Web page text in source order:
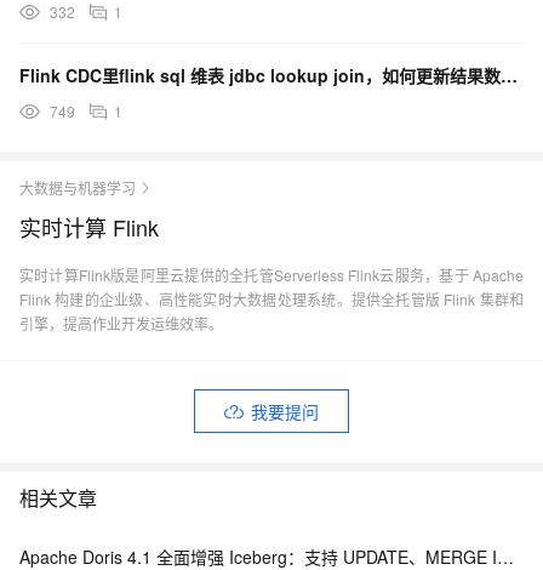
332 1
Flink CDC里flink sql 维表 jdbc lookup join，如何更新结果数据呢？
749 1
大数据与机器学习
实时计算 Flink
实时计算Flink版是阿里云提供的全托管Serverless Flink云服务，基于 Apache
Flink 构建的企业级、高性能实时大数据处理系统。提供全托管版 Flink 集群和
引擎，提高作业开发运维效率。
我要提问
相关文章
Apache Doris 4.1 全面增强 Iceberg：支持 UPDATE、MERGE INTO 与 Iceberg V3